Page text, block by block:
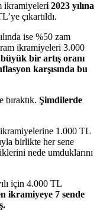
ikramiyeleri 2023 yılına
çıkartıldı.
ise %50 zam
ikramiyeleri 3.000
bir artış oranı
karşısında bu
bıraktık. Şimdilerde
1.000 TL
birlikte her sene
nede umduklarını
için 4.000 TL
ikramiyeye 7 sende